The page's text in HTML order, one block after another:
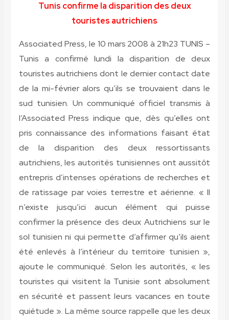
Tunis confirme la disparition des deux
touristes autrichiens
Associated Press, le 10 mars 2008 à 21h23 TUNIS –
Tunis a confirmé lundi la disparition de deux
touristes autrichiens dont le dernier contact date
de la mi-février alors qu’ils se trouvaient dans le
sud tunisien. Un communiqué officiel transmis à
l’Associated Press indique que, dès qu’elles ont
pris connaissance des informations faisant état
de la disparition des deux ressortissants
autrichiens, les autorités tunisiennes ont aussitôt
entrepris d’intenses opérations de recherches et
de ratissage par voies terrestre et aérienne. « Il
n’existe jusqu’ici aucun élément qui puisse
confirmer la présence des deux Autrichiens sur le
sol tunisien ni qui permette d’affirmer qu’ils aient
été enlevés à l’intérieur du territoire tunisien »,
ajoute le communiqué. Selon les autorités, « les
touristes qui visitent la Tunisie sont absolument
en sécurité et passent leurs vacances en toute
quiétude ». La même source rappelle que les deux